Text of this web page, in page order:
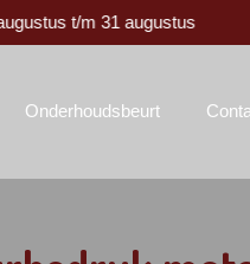
t/m 31 augustus
Onderhoudsbeurt